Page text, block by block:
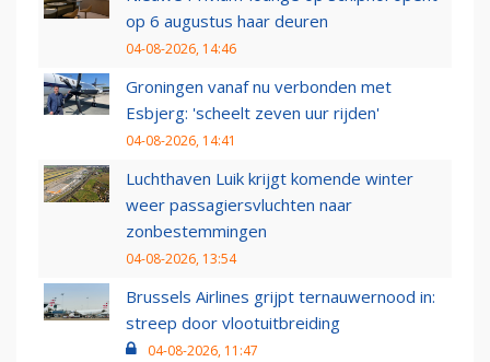
op 6 augustus haar deuren
04-08-2026, 14:46
Groningen vanaf nu verbonden met
Esbjerg: 'scheelt zeven uur rijden'
04-08-2026, 14:41
Luchthaven Luik krijgt komende winter
weer passagiersvluchten naar
zonbestemmingen
04-08-2026, 13:54
Brussels Airlines grijpt ternauwernood in:
streep door vlootuitbreiding
04-08-2026, 11:47